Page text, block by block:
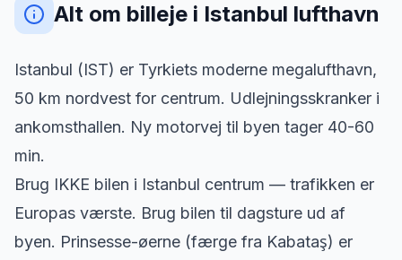
Alt om billeje i Istanbul lufthavn
Istanbul (IST) er Tyrkiets moderne megalufthavn,
50 km nordvest for centrum. Udlejningsskranker i
ankomsthallen. Ny motorvej til byen tager 40-60
min.
Brug IKKE bilen i Istanbul centrum — trafikken er
Europas værste. Brug bilen til dagsture ud af
byen. Prinsesse-øerne (færge fra Kabataş) er